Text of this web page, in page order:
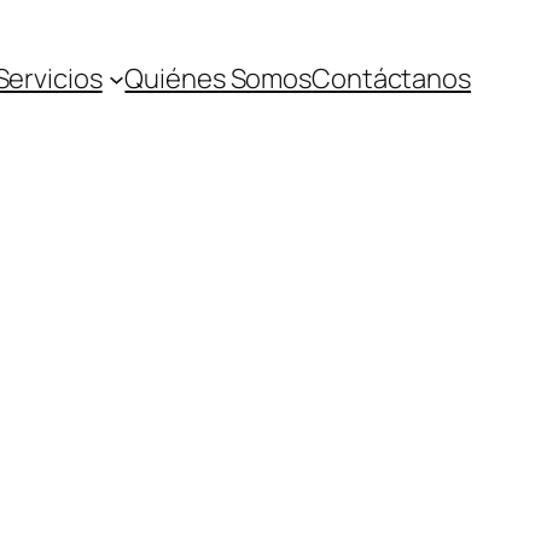
Quiénes SomosContáctanos